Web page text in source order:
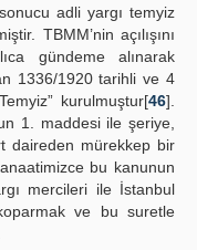
adli yargı temyiz
TBMM’nin açılışını
gündeme alınarak
1336/1920 tarihli ve 4
kurulmuştur[46].
1. maddesi ile şeriye,
daireden mürekkep bir
bu kanunun
mercileri ile İstanbul
ve bu suretle